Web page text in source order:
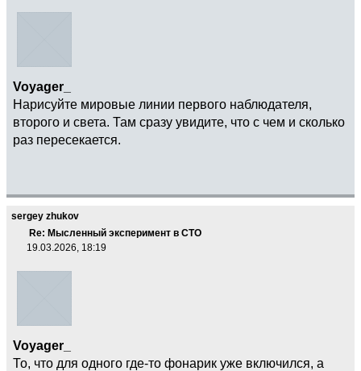
Voyager_
Нарисуйте мировые линии первого наблюдателя,
второго и света. Там сразу увидите, что с чем и сколько
раз пересекается.
sergey zhukov
Re: Мысленный эксперимент в СТО
19.03.2026, 18:19
Voyager_
То, что для одного где-то фонарик уже включился, а